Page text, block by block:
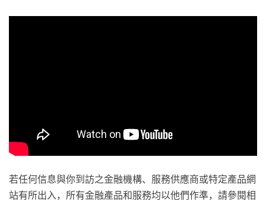
若任何信息與你到訪之金融機構、服務供應商或特定產品網
站有所出入，所有金融產品和服務均以他們作準，請參閱相